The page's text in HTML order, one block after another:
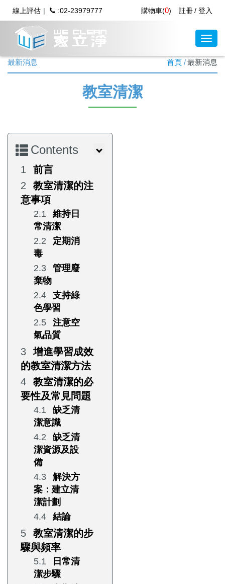
線上評估 :02-23979777 註冊 登入
購物車(0)
最新消息 首頁 最新消息
教室清潔
Contents
前言
教室清潔的注
意事項
維持日
常清潔
定期消
毒
管理廢
棄物
支持綠
色學習
注意空
氣品質
增進學習成效
的教室清潔方法
教室清潔的必
要性及常見問題
缺乏清
潔意識
缺乏清
潔資源及設
備
解決方
案：建立清
潔計劃
結論
教室清潔的步
驟與頻率
日常清
潔步驟